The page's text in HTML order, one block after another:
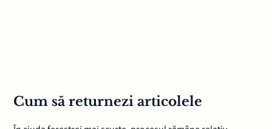
Cum să returnezi articolele